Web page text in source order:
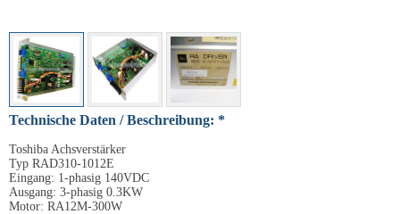
Technische Daten / Beschreibung: *
Toshiba Achsverstärker
Typ RAD310-1012E
Eingang: 1-phasig 140VDC
Ausgang: 3-phasig 0.3KW
Motor: RA12M-300W